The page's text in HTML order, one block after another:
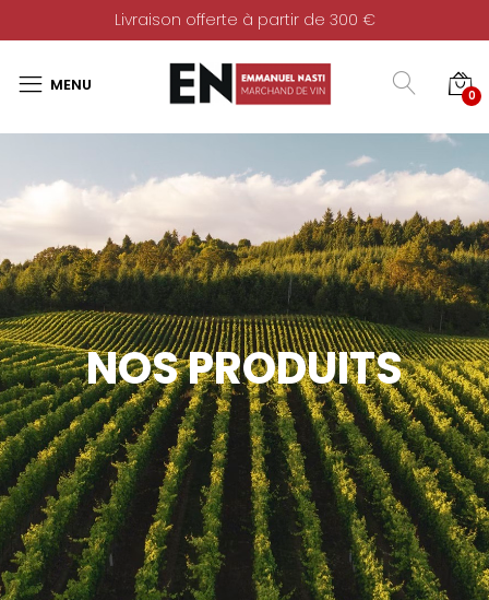
Livraison offerte à partir de 300 €
0
NOS PRODUITS